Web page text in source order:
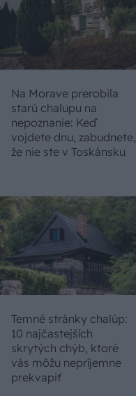
Na Morave prerobila
starú chalupu na
nepoznanie: Keď
vojdete dnu, zabudnete,
že nie ste v Toskánsku
Temné stránky chalúp:
10 najčastejších
skrytých chýb, ktoré
vás môžu nepríjemne
prekvapiť